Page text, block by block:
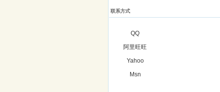
联系方式
QQ
阿里旺旺
Yahoo
Msn